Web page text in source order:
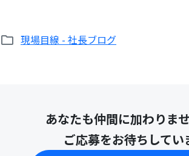
現場目線 - 社長ブログ
あなたも仲間に加わりま
ご応募をお待ちしてい